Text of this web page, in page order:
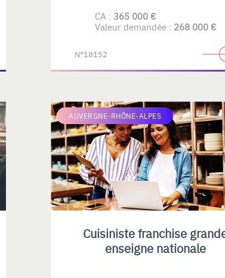
CA : 365 000 €
Valeur demandée : 268 000 €
N°18152
AUVERGNE-RHÔNE-ALPES
Cuisiniste franchise
enseigne nationale